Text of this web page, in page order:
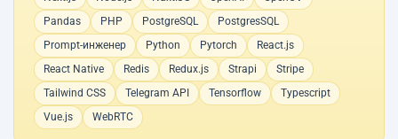
Pandas
PHP PostgreSQL
PostgresSQL
Prompt-инженер
Python Pytorch
React.js
React Native
Redis Redux.js Strapi
Stripe
Tailwind CSS
Telegram API Tensorflow
Typescript
Vue.js
WebRTC